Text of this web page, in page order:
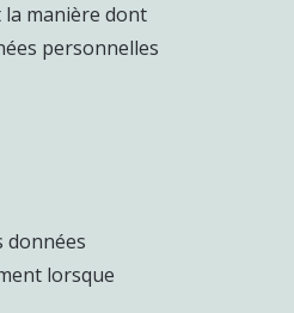
manière dont
personnelles
données
lorsque